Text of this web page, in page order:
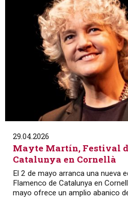
29.04.2026
Mayte Martín, Festival
Catalunya en Cornellà
El 2 de mayo arranca una nueva
Flamenco de Catalunya en
mayo ofrece un amplio abanico